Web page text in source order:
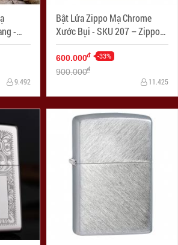
-
9.492
Bật Lửa Zippo Mạ Chrome
Xước Bụi - SKU 207 – Zippo
Street Chrome
600.000đ -33%
900.000đ
11.425